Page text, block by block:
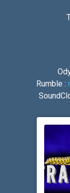
Rumble :